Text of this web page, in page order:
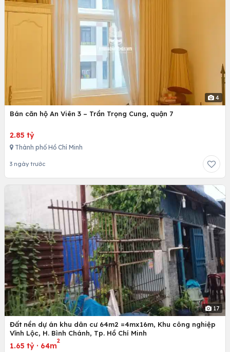
4
Bán căn hộ An Viên 3 – Trần Trọng Cung, quận 7
2.85 tỷ
Thành phố Hồ Chí Minh
3 ngày trước
17
Đất nền dự án khu dân cư 64m2 =4mx16m, Khu công nghiệp
Vĩnh Lộc, H. Bình Chánh, Tp. Hồ Chí Minh
1.65 tỷ · 64m
2